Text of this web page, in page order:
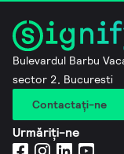
Bulevardul Barbu
sector 2, Bucuresti
Contactaţi-ne
Urmăriți-ne